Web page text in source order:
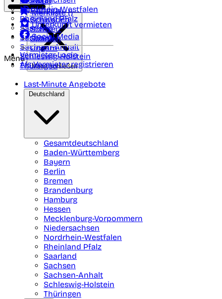
Nordrhein-Westfalen
Rheinland Pfalz
Saarland
Sachsen
Sachsen-Anhalt
Schleswig-Holstein
Thüringen
Portugal
Schweden
Schweiz
Spanien
Ungarn
Merkliste ()
Unterkunft vermieten
Social Media
Vermieter-Login
Als Vermieter registrieren
Menü
Menü schließen
Last-Minute Angebote
Deutschland
Gesamtdeutschland
Baden-Württemberg
Bayern
Berlin
Bremen
Brandenburg
Hamburg
Hessen
Mecklenburg-Vorpommern
Niedersachsen
Nordrhein-Westfalen
Rheinland Pfalz
Saarland
Sachsen
Sachsen-Anhalt
Schleswig-Holstein
Thüringen